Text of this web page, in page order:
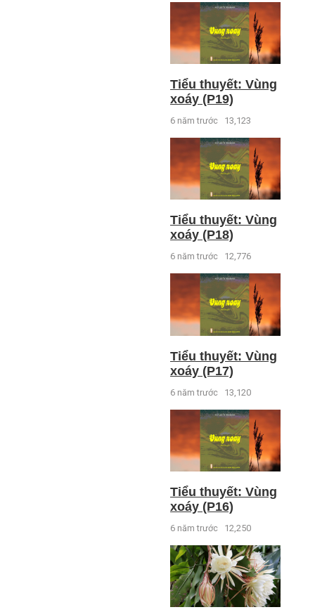
Tiểu thuyết: Vùng
xoáy (P19)
6 năm trước 13,123
Tiểu thuyết: Vùng
xoáy (P18)
6 năm trước 12,776
Tiểu thuyết: Vùng
xoáy (P17)
6 năm trước 13,120
Tiểu thuyết: Vùng
xoáy (P16)
6 năm trước 12,250